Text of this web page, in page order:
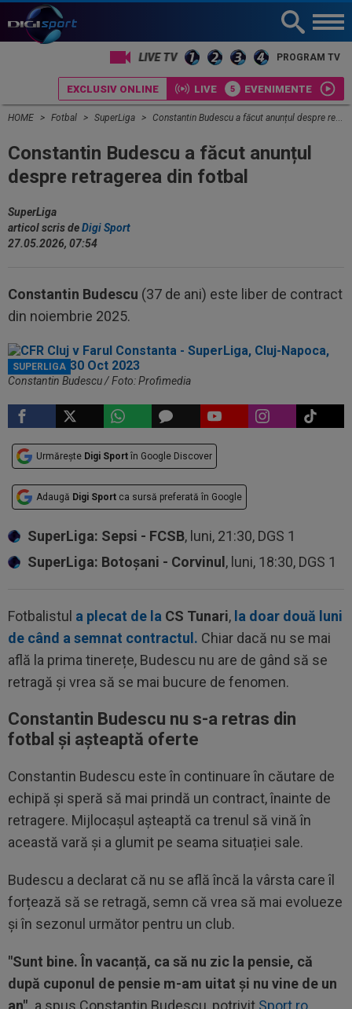
PROGRAM TV
EXCLUSIV ONLINE LIVE EVENIMENTE
HOME Fotbal SuperLiga Constantin Budescu a făcut anunțul despre retragerea din fotbal
Constantin Budescu a făcut anunțul
despre retragerea din fotbal
SuperLiga
articol scris deDigi Sport
27.05.2026, 07:54
Constantin Budescu (37 de ani) este liber de contract
din noiembrie 2025.
SUPERLIGA
Constantin Budescu / Foto: Profimedia
Urmărește Digi Sport în Google Discover
Adaugă Digi Sport ca sursă preferată în Google
SuperLiga: Sepsi - FCSB, luni, 21:30, DGS 1
SuperLiga: Botoșani - Corvinul , luni, 18:30, DGS 1
Fotbalistul a plecat de la CS Tunari, la doar două luni
de când a semnat contractul. Chiar dacă nu se mai
află la prima tinerețe, Budescu nu are de gând să se
retragă și vrea să se mai bucure de fenomen.
Constantin Budescu nu s-a retras din
fotbal și așteaptă oferte
Constantin Budescu este în continuare în căutare de
echipă și speră să mai prindă un contract, înainte de
retragere. Mijlocașul așteaptă ca trenul să vină în
această vară și a glumit pe seama situației sale.
Budescu a declarat că nu se află încă la vârsta care îl
forțează să se retragă, semn că vrea să mai evolueze
și în sezonul următor pentru un club.
"Sunt bine. În vacanță, ca să nu zic la pensie, că
după cuponul de pensie m-am uitat și nu vine de un
an", a spus Constantin Budescu, potrivit Sport.ro.